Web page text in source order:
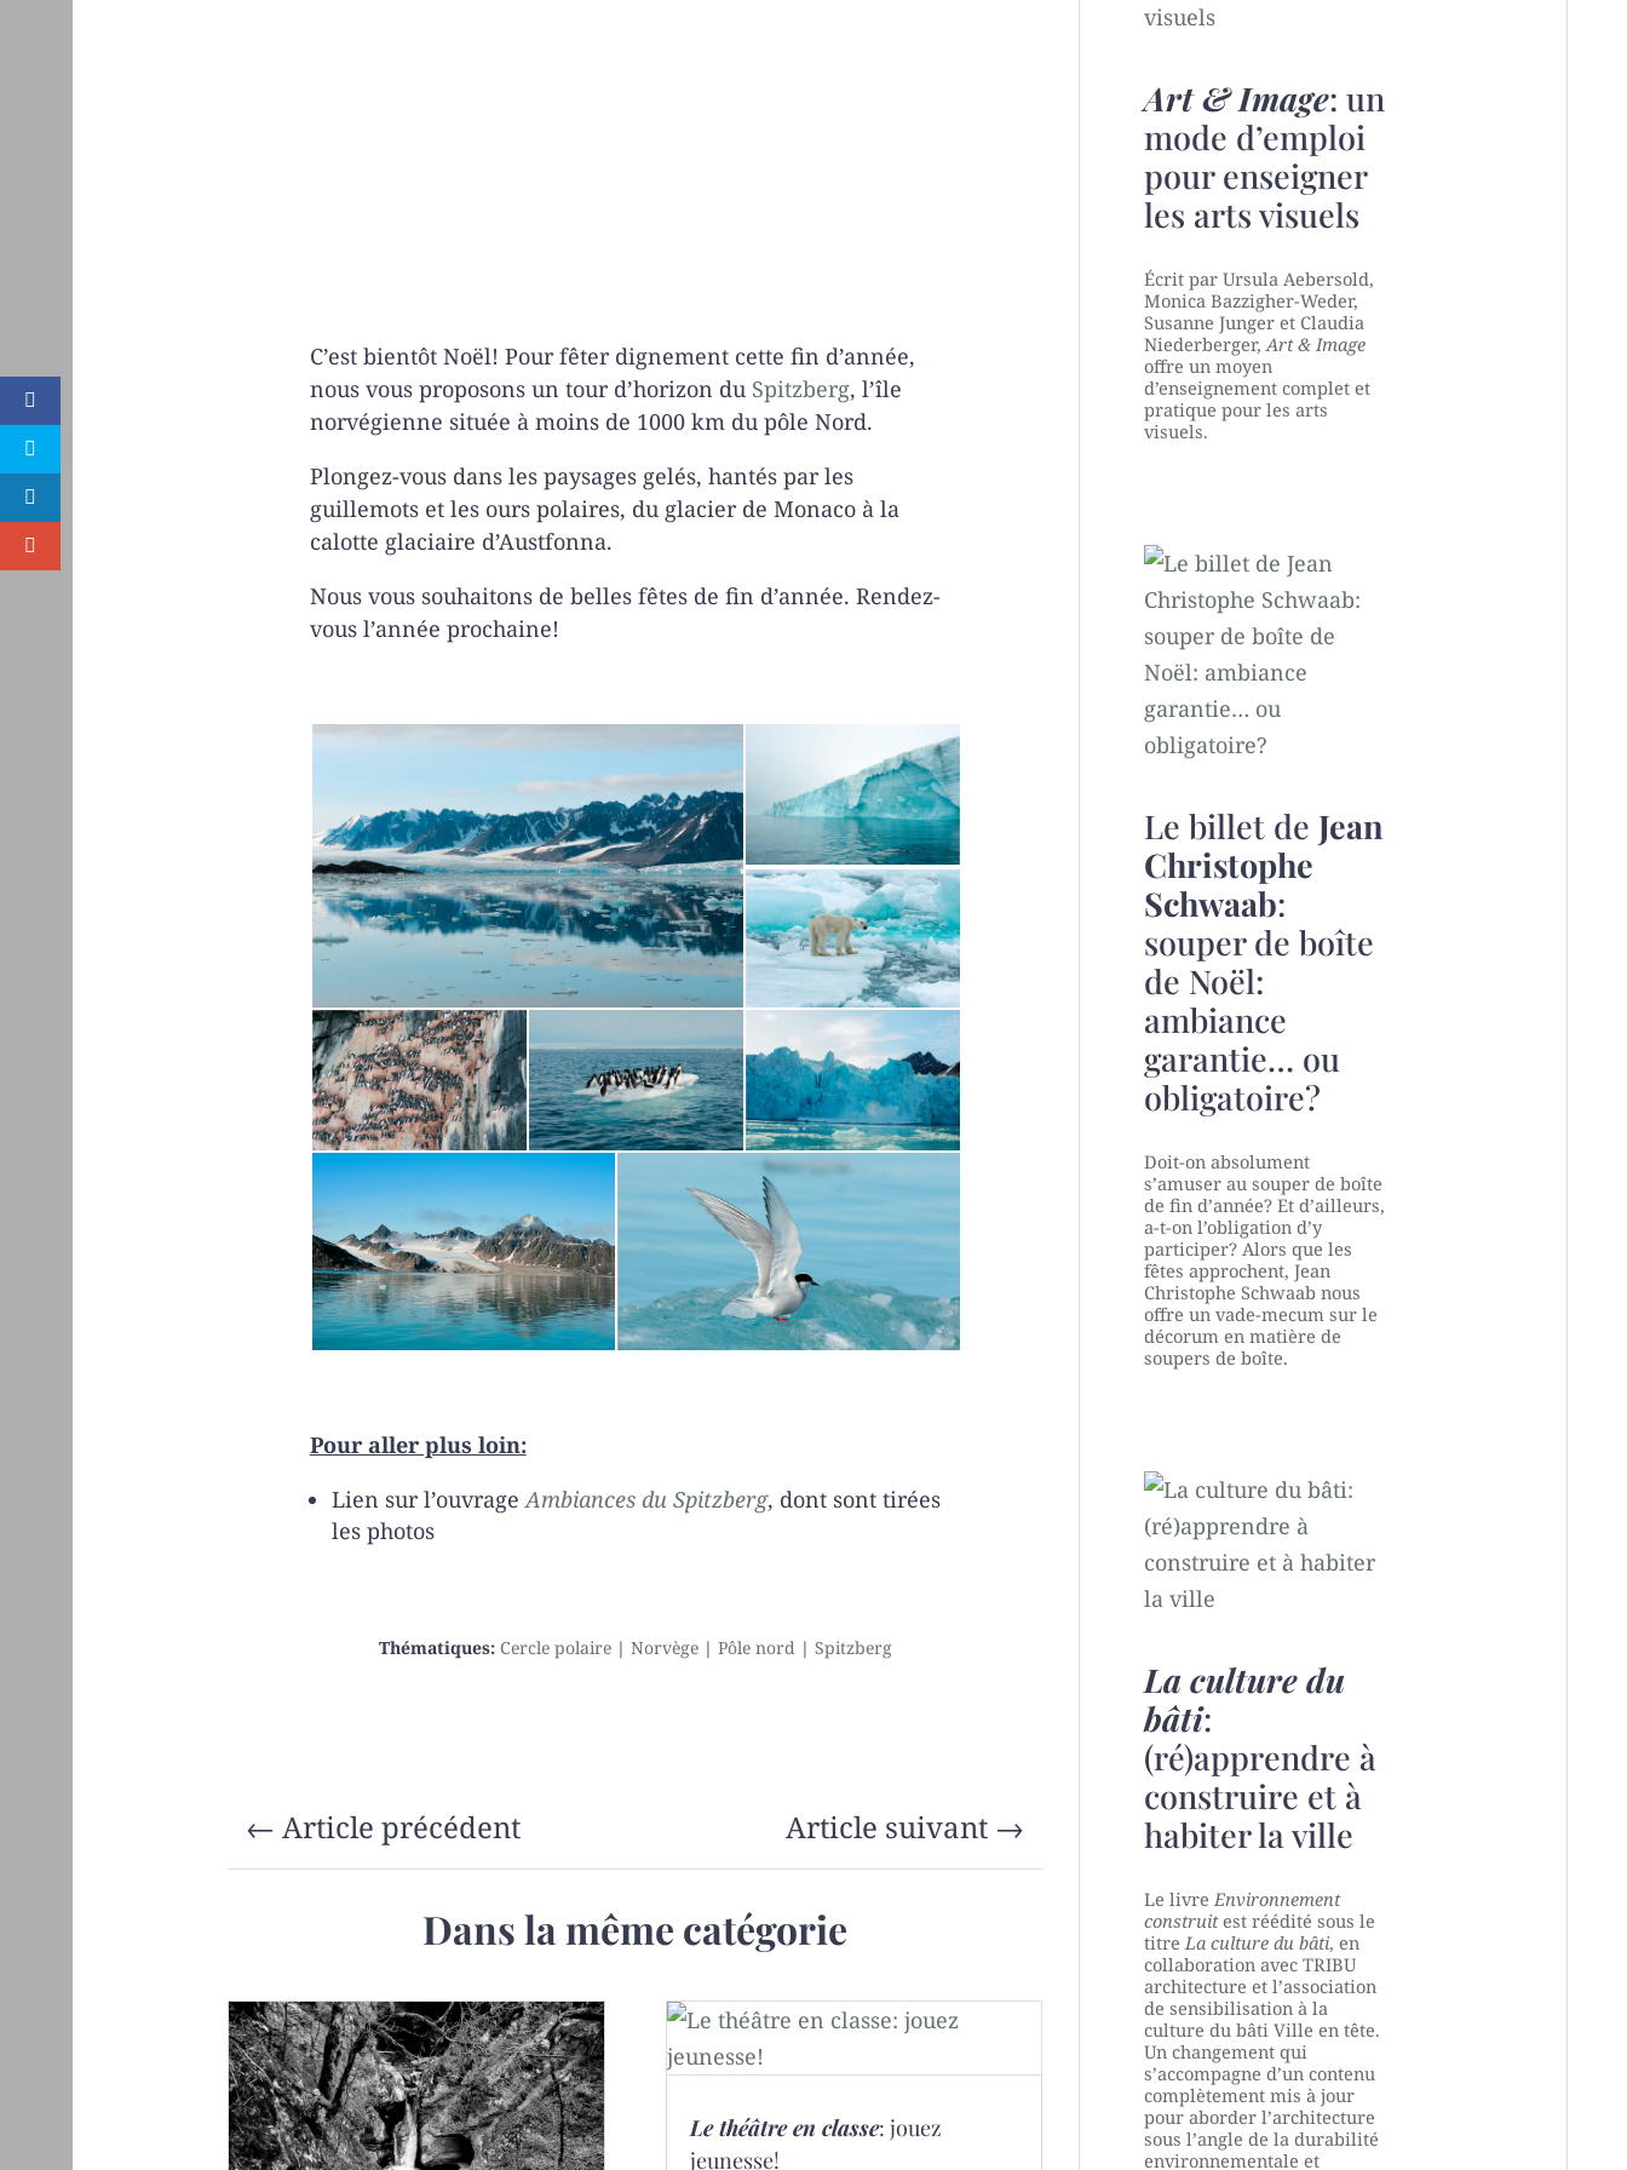
C’est bientôt Noël! Pour fêter dignement cette fin d’année,
nous vous proposons un tour d’horizon du Spitzberg, l’île
norvégienne située à moins de 1000 km du pôle Nord.
Plongez-vous dans les paysages gelés, hantés par les
guillemots et les ours polaires, du glacier de Monaco à la
calotte glaciaire d’Austfonna.
Nous vous souhaitons de belles fêtes de fin d’année. Rendez-
vous l’année prochaine!
Pour aller plus loin:
Lien sur l’ouvrageAmbiances du Spitzberg, dont sont tirées
les photos
Thématiques: Cercle polaire| Norvège| Pôle nord| Spitzberg
←Article précédent Article suivant→
Dans la même catégorie
Le théâtre en classe: jouez
jeunesse!
Art & Image: un
mode d’emploi
pour enseigner
les arts visuels
Écrit par Ursula Aebersold,
Monica Bazzigher-Weder,
Susanne Junger et Claudia
Niederberger, Art & Image
offre un moyen
d’enseignement complet et
pratique pour les arts
visuels.
Le billet de Jean
Christophe
Schwaab:
souper de boîte
de Noël:
ambiance
garantie… ou
obligatoire?
Doit-on absolument
s’amuser au souper de boîte
de fin d’année? Et d’ailleurs,
a-t-on l’obligation d’y
participer? Alors que les
fêtes approchent, Jean
Christophe Schwaab nous
offre un vade-mecum sur le
décorum en matière de
soupers de boîte.
La culture du
bâti:
(ré)apprendre à
construire et à
habiter la ville
Le livre Environnement
construitest réédité sous le
titre La culture du bâti, en
collaboration avec TRIBU
architecture et l’association
de sensibilisation à la
culture du bâti Ville en tête.
Un changement qui
s’accompagne d’un contenu
complètement mis à jour
pour aborder l’architecture
sous l’angle de la durabilité
environnementale et